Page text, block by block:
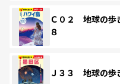
Ｃ０２ 地球の
８
Ｊ３３ 地球の